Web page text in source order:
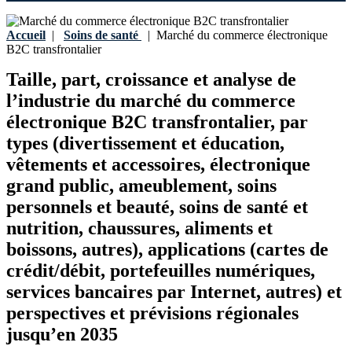
Accueil | Soins de santé | Marché du commerce électronique
B2C transfrontalier
Taille, part, croissance et analyse de
l’industrie du marché du commerce
électronique B2C transfrontalier, par
types (divertissement et éducation,
vêtements et accessoires, électronique
grand public, ameublement, soins
personnels et beauté, soins de santé et
nutrition, chaussures, aliments et
boissons, autres), applications (cartes de
crédit/débit, portefeuilles numériques,
services bancaires par Internet, autres) et
perspectives et prévisions régionales
jusqu’en 2035